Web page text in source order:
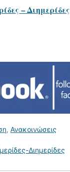
– Διημερίδες
, Ανακοινώσεις
Διημερίδες